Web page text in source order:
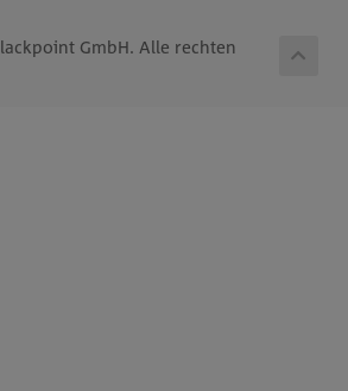
GmbH. Alle rechten